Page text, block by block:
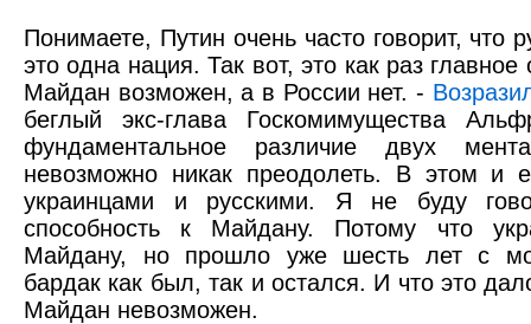
Понимаете, Путин очень часто говорит, что
это одна нация. Так вот, это как раз
Майдан возможен, а в России нет. -
беглый экс-глава Госкомимущества
фундаментальное различие двух
невозможно никак преодолеть. В этом и
украинцами и русскими. Я не буду
способность к Майдану. Потому что
Майдану, но прошло уже шесть лет с
бардак как был, так и остался. И что это
Майдан невозможен.